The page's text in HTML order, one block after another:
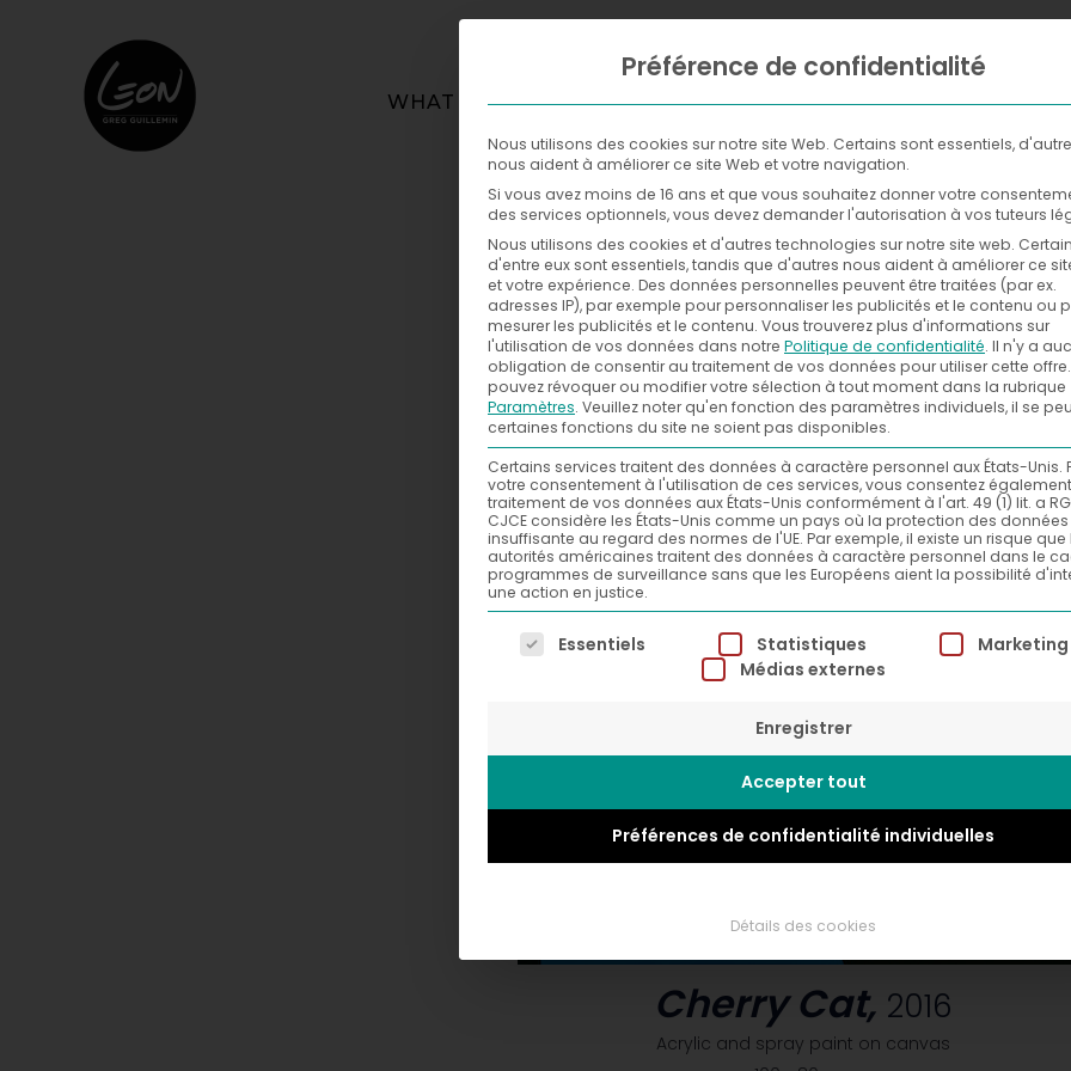
WHAT WHERE NOW WITH
Cherry Cat, 2016
Acrylic and spray paint on canvas
Préférence de confidentialité
Nous utilisons des cookies sur notre site Web. Certains sont essentiels,
nous aident à améliorer ce site Web et votre navigation.
Si vous avez moins de 16 ans et que vous souhaitez donner votre
des services optionnels, vous devez demander l'autorisation à vos tuteurs
Nous utilisons des cookies et d'autres technologies sur notre site web.
d'entre eux sont essentiels, tandis que d'autres nous aident à améliorer ce
et votre expérience. Des données personnelles peuvent être traitées (par ex.
adresses IP), par exemple pour personnaliser les publicités et le contenu ou
mesurer les publicités et le contenu. Vous trouverez plus d'informations sur
l'utilisation de vos données dans notre Politique de confidentialité. Il n'y a
obligation de consentir au traitement de vos données pour utiliser cette offre.
pouvez révoquer ou modifier votre sélection à tout moment dans la rubrique
Paramètres. Veuillez noter qu'en fonction des paramètres individuels, il se
certaines fonctions du site ne soient pas disponibles.
Certains services traitent des données à caractère personnel aux États-Unis.
votre consentement à l'utilisation de ces services, vous consentez
traitement de vos données aux États-Unis conformément à l'art. 49 (1) lit. a
CJCE considère les États-Unis comme un pays où la protection des
insuffisante au regard des normes de l'UE. Par exemple, il existe un risque que
autorités américaines traitent des données à caractère personnel dans le
programmes de surveillance sans que les Européens aient la possibilité
une action en justice.
La liste suivante énumère les groupes de services pour
Essentiels Statistiques
Marketing
Médias externes
Enregistrer
Accepter tout
Préférences de confidentialité individuelles
Détails des cookies